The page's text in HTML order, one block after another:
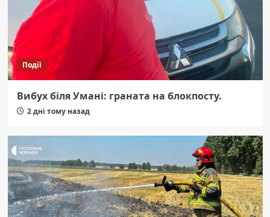
Події
Вибух біля Умані: граната на блокпосту.
2 дні тому назад